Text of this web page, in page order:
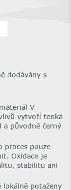
dodávány s
V
vytvoří tenká
a původně černý
proces pouze
Oxidace je
stabilitu ani
potaženy